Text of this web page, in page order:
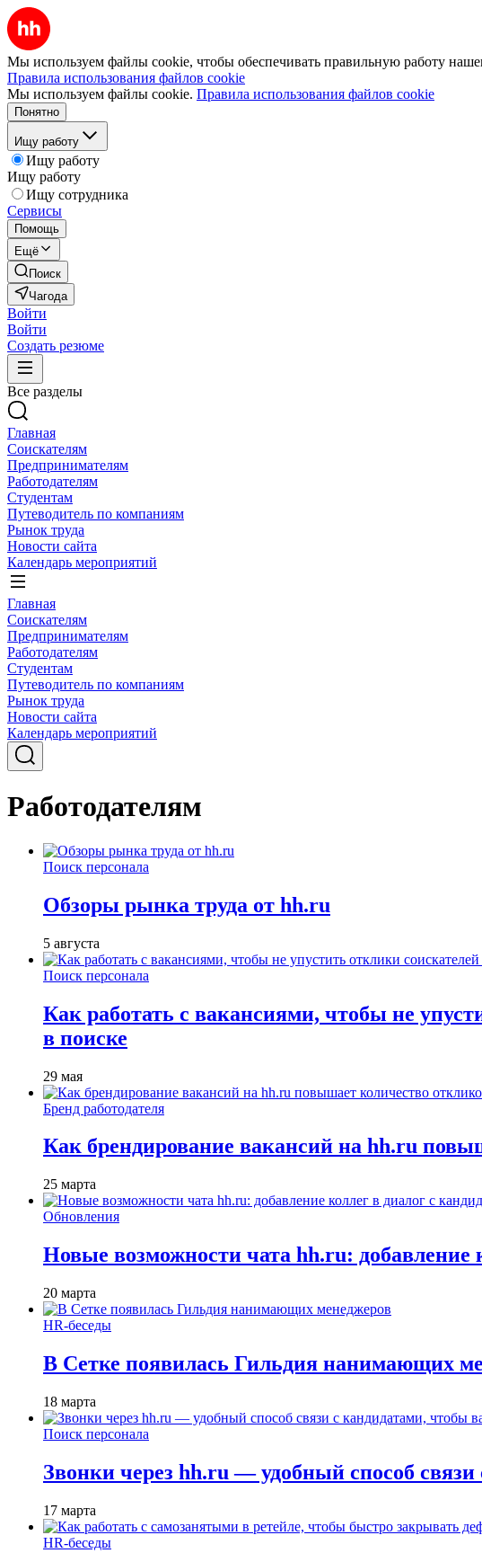
Мы используем файлы cookie, чтобы обеспечивать правильную работу
Правила использования файлов cookie
Мы используем файлы cookie. Правила использования файлов cookie
Понятно
Ищу работу
Ищу работу
Ищу работу
Ищу сотрудника
Сервисы
Помощь
Ещё
Поиск
Чагода
Войти
Войти
Создать резюме
Все разделы
Главная
Соискателям
Предпринимателям
Работодателям
Студентам
Путеводитель по компаниям
Рынок труда
Новости сайта
Календарь мероприятий
Главная
Соискателям
Предпринимателям
Работодателям
Студентам
Путеводитель по компаниям
Рынок труда
Новости сайта
Календарь мероприятий
Работодателям
Поиск персонала
Обзоры рынка труда от hh.ru
5 августа
Поиск персонала
Как работать с вакансиями, чтобы не
в поиске
29 мая
Бренд работодателя
Как брендирование вакансий на hh.ru
25 марта
Обновления
Новые возможности чата hh.ru:
20 марта
HR-беседы
В Сетке появилась Гильдия нанимающих
18 марта
Поиск персонала
Звонки через hh.ru — удобный способ
17 марта
HR-беседы